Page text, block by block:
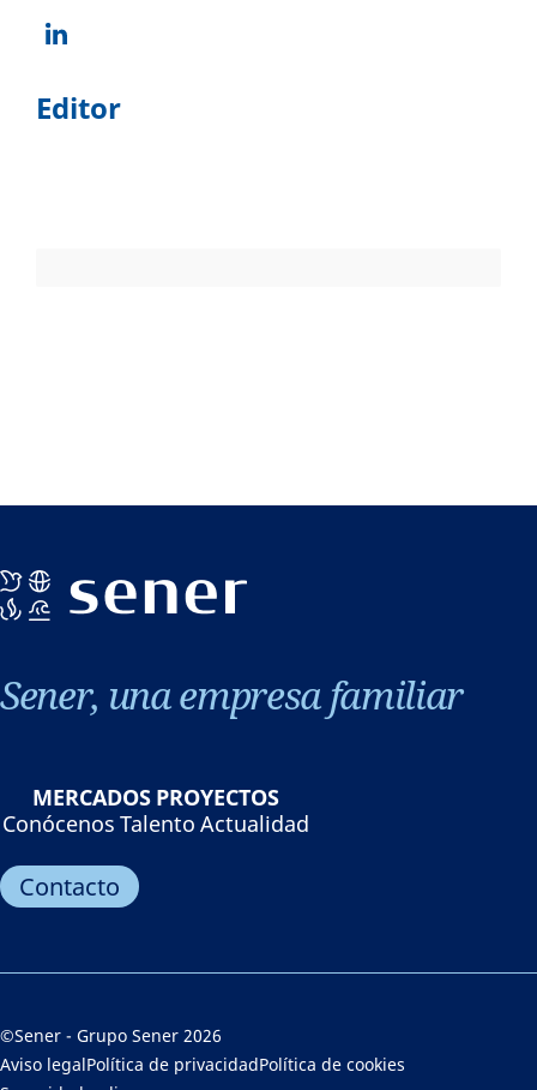
Editor
Sener, una empresa familiar
MERCADOS PROYECTOS
Conócenos Talento Actualidad
Contacto
©Sener - Grupo Sener 2026
Aviso legalPolítica de privacidadPolítica de cookies